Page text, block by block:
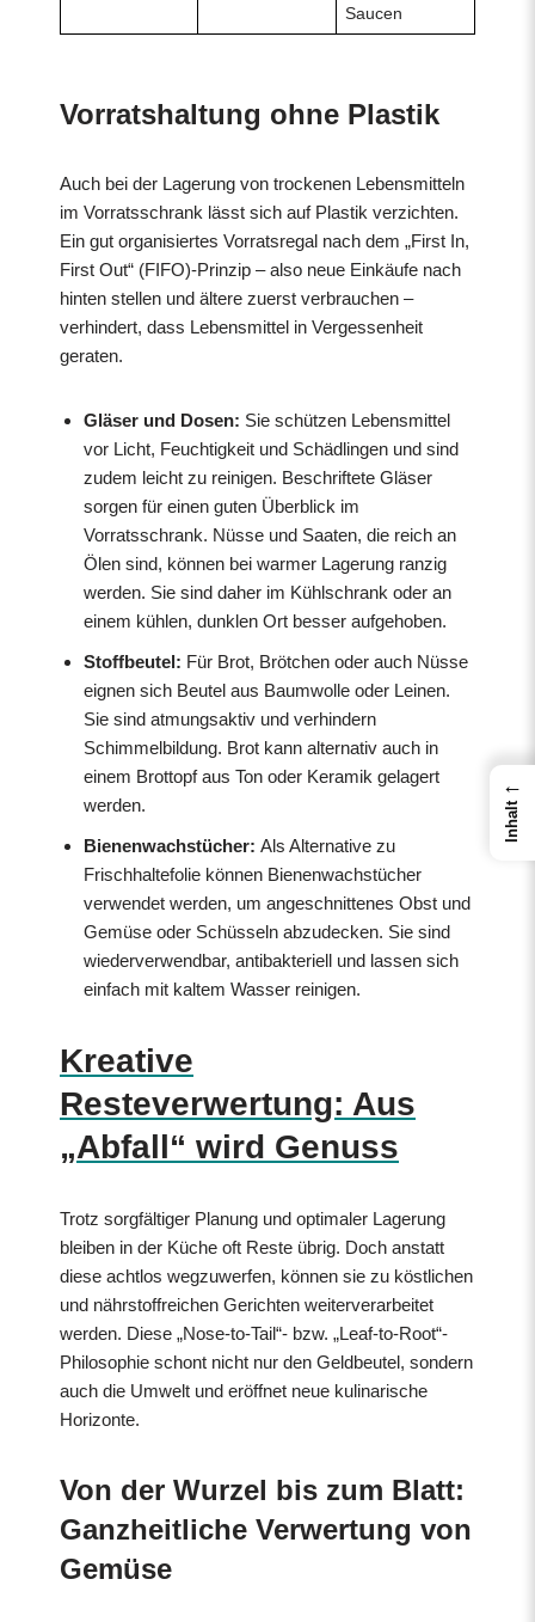
Saucen
Vorratshaltung ohne Plastik
Auch bei der Lagerung von trockenen Lebensmitteln
im Vorratsschrank lässt sich auf Plastik verzichten.
Ein gut organisiertes Vorratsregal nach dem „First In,
First Out“ (FIFO)-Prinzip – also neue Einkäufe nach
hinten stellen und ältere zuerst verbrauchen –
verhindert, dass Lebensmittel in Vergessenheit
geraten.
Gläser und Dosen: Sie schützen Lebensmittel
vor Licht, Feuchtigkeit und Schädlingen und sind
zudem leicht zu reinigen. Beschriftete Gläser
sorgen für einen guten Überblick im
Vorratsschrank. Nüsse und Saaten, die reich an
Ölen sind, können bei warmer Lagerung ranzig
werden. Sie sind daher im Kühlschrank oder an
einem kühlen, dunklen Ort besser aufgehoben.
Stoffbeutel: Für Brot, Brötchen oder auch Nüsse
eignen sich Beutel aus Baumwolle oder Leinen.
Sie sind atmungsaktiv und verhindern
Schimmelbildung. Brot kann alternativ auch in
einem Brottopf aus Ton oder Keramik gelagert
werden.
Bienenwachstücher: Als Alternative zu
Frischhaltefolie können Bienenwachstücher
verwendet werden, um angeschnittenes Obst und
Gemüse oder Schüsseln abzudecken. Sie sind
wiederverwendbar, antibakteriell und lassen sich
einfach mit kaltem Wasser reinigen.
Kreative
Resteverwertung: Aus
„Abfall“ wird Genuss
Trotz sorgfältiger Planung und optimaler Lagerung
bleiben in der Küche oft Reste übrig. Doch anstatt
diese achtlos wegzuwerfen, können sie zu köstlichen
und nährstoffreichen Gerichten weiterverarbeitet
werden. Diese „Nose-to-Tail“- bzw. „Leaf-to-Root“-
Philosophie schont nicht nur den Geldbeutel, sondern
auch die Umwelt und eröffnet neue kulinarische
Horizonte.
Von der Wurzel bis zum Blatt:
Ganzheitliche Verwertung von
Gemüse
←
Inhalt